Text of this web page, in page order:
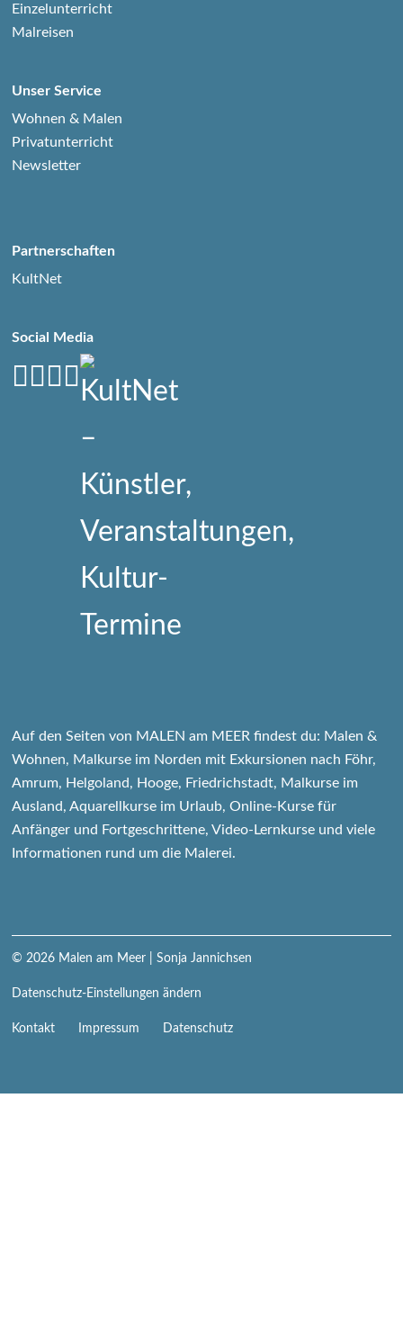
Einzelunterricht
Malreisen
Unser Service
Wohnen & Malen
Privatunterricht
Newsletter
Partnerschaften
KultNet
Social Media
Auf den Seiten von MALEN am MEER findest du: Malen &
Wohnen, Malkurse im Norden mit Exkursionen nach Föhr,
Amrum, Helgoland, Hooge, Friedrichstadt, Malkurse im
Ausland, Aquarellkurse im Urlaub, Online-Kurse für
Anfänger und Fortgeschrittene, Video-Lernkurse und viele
Informationen rund um die Malerei.
© 2026 Malen am Meer | Sonja Jannichsen
Datenschutz-Einstellungen ändern
Navigation
Kontakt Impressum Datenschutz